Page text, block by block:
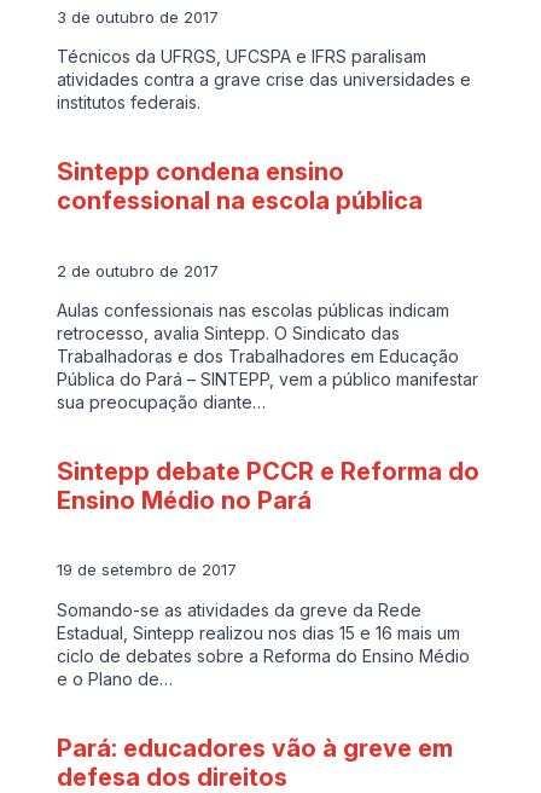
3 de outubro de 2017
Técnicos da UFRGS, UFCSPA e IFRS paralisam
atividades contra a grave crise das universidades e
institutos federais.
Sintepp condena ensino
confessional na escola pública
2 de outubro de 2017
Aulas confessionais nas escolas públicas indicam
retrocesso, avalia Sintepp. O Sindicato das
Trabalhadoras e dos Trabalhadores em Educação
Pública do Pará – SINTEPP, vem a público manifestar
sua preocupação diante…
Sintepp debate PCCR e Reforma do
Ensino Médio no Pará
19 de setembro de 2017
Somando-se as atividades da greve da Rede
Estadual, Sintepp realizou nos dias 15 e 16 mais um
ciclo de debates sobre a Reforma do Ensino Médio
e o Plano de…
Pará: educadores vão à greve em
defesa dos direitos